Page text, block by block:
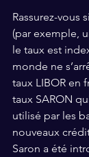
Rassurez-vous
(par exemple,
le taux est
monde ne
taux LIBOR en
taux SARON
utilisé par les
nouveaux
Saron a été